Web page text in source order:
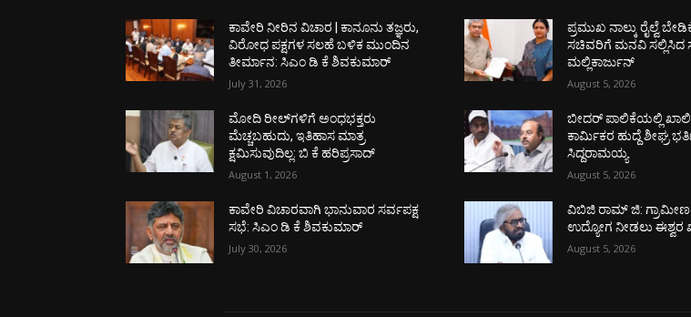
ಕಾವೇರಿ ನೀರಿನ ವಿಚಾರ | ಕಾನೂನು ತಜ್ಞರು,
ವಿರೋಧ ಪಕ್ಷಗಳ ಸಲಹೆ ಬಳಿಕ ಮುಂದಿನ
ತೀರ್ಮಾನ: ಸಿಎಂ ಡಿ ಕೆ ಶಿವಕುಮಾರ್
July 31, 2026
ಮೋದಿ ರೀಲ್‌ಗಳಿಗೆ ಅಂಧಭಕ್ತರು
ಮೆಚ್ಚಬಹುದು, ಇತಿಹಾಸ ಮಾತ್ರ
ಕ್ಷಮಿಸುವುದಿಲ್ಲ: ಬಿ ಕೆ ಹರಿಪ್ರಸಾದ್
August 1, 2026
ಕಾವೇರಿ ವಿಚಾರವಾಗಿ ಭಾನುವಾರ ಸರ್ವಪಕ್ಷ
ಸಭೆ: ಸಿಎಂ ಡಿ ಕೆ ಶಿವಕುಮಾರ್
July 30, 2026
ಪ್ರಮುಖ ನಾಲ್ಕು ರೈಲ್ವೆ
ಸಚಿವರಿಗೆ ಮನವಿ ಸಲ್ಲಿಸಿದ
ಮಲ್ಲಿಕಾರ್ಜುನ್
August 5, 2026
ಬೀದರ್ ಪಾಲಿಕೆಯಲ್ಲಿ
ಕಾರ್ಮಿಕರ ಹುದ್ದೆ ಶೀಘ್ರ
ಸಿದ್ದರಾಮಯ್ಯ
August 5, 2026
ವಿಬಿಜಿ ರಾಮ್ ಜಿ:
ಉದ್ಯೋಗ ನೀಡಲು ಈಶ್ವರ
August 5, 2026